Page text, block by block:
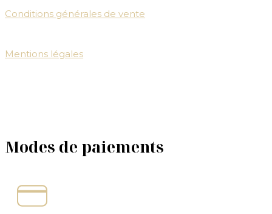
Conditions générales de vente
Mentions légales
Modes de paiements